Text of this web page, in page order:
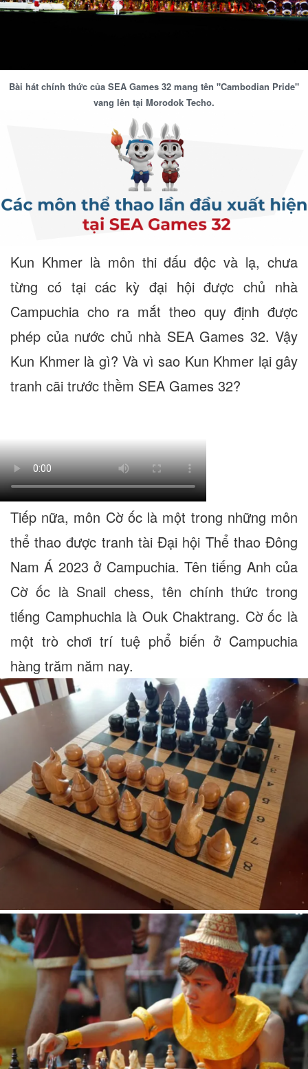
Bài hát chính thức của SEA Games 32 mang tên "Cambodian Pride"
vang lên tại Morodok Techo.
Kun Khmer là môn thi đấu độc và lạ, chưa
từng có tại các kỳ đại hội được chủ nhà
Campuchia cho ra mắt theo quy định được
phép của nước chủ nhà SEA Games 32. Vậy
Kun Khmer là gì? Và vì sao Kun Khmer lại gây
tranh cãi trước thềm SEA Games 32?
Tiếp nữa, môn Cờ ốc là một trong những môn
thể thao được tranh tài Đại hội Thể thao Đông
Nam Á 2023 ở Campuchia. Tên tiếng Anh của
Cờ ốc là Snail chess, tên chính thức trong
tiếng Camphuchia là Ouk Chaktrang. Cờ ốc là
một trò chơi trí tuệ phổ biến ở Campuchia
hàng trăm năm nay.